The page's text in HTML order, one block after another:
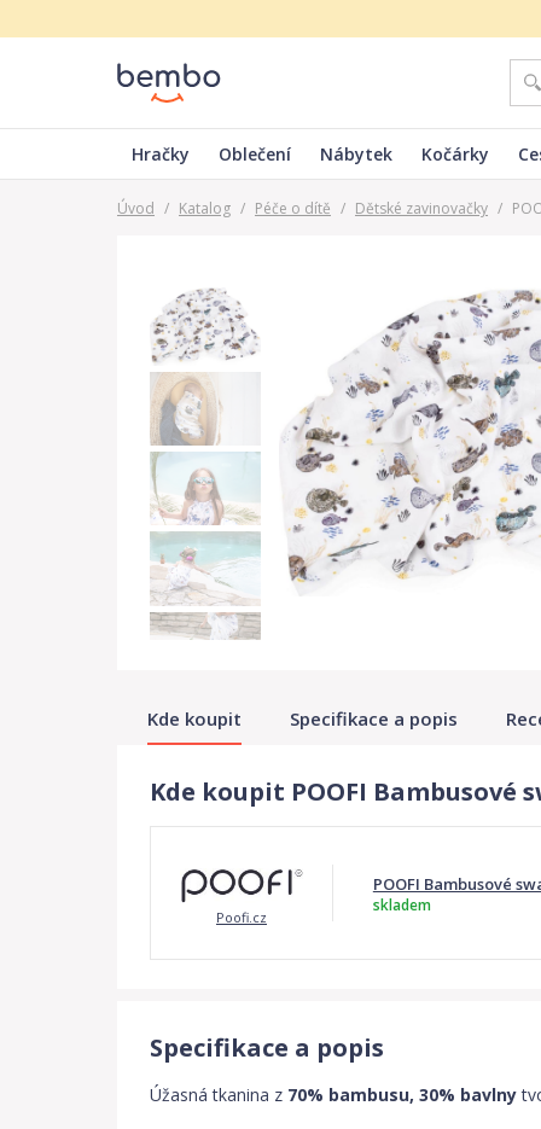
Hračky Oblečení Nábytek Kočárky
Úvod / Katalog / Péče o dítě / Dětské zavinovačky /
Kde koupit Specifikace a popis
Kde koupit POOFI Bambusové
Poofi.cz
POOFI Bambusové
skladem
Specifikace a popis
Úžasná tkanina z 70% bambusu, 30% bavlny